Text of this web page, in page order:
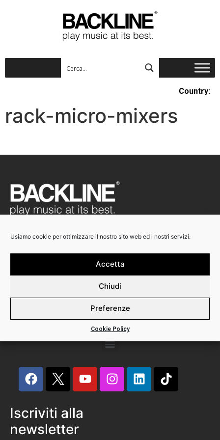
Usiamo cookie per ottimizzare il nostro sito web ed i nostri servizi.
Accetta
Chiudi
Preferenze
Cookie Policy
Country:
rack-micro-mixers
Backline Srl
Via Calabria 3
Phone +39 02 82396445
Iscriviti alla
newsletter